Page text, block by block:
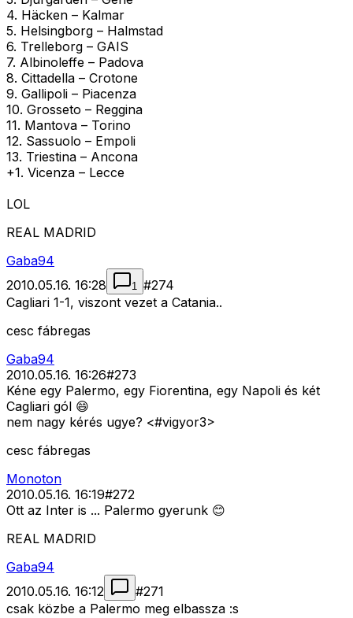
4. Häcken – Kalmar
5. Helsingborg – Halmstad
6. Trelleborg – GAIS
7. Albinoleffe – Padova
8. Cittadella – Crotone
9. Gallipoli – Piacenza
10. Grosseto – Reggina
11. Mantova – Torino
12. Sassuolo – Empoli
13. Triestina – Ancona
+1. Vicenza – Lecce
LOL
REAL MADRID
Gaba94
2010.05.16. 16:28
1 #274
Cagliari 1-1, viszont vezet a Catania..
cesc fábregas
Gaba94
2010.05.16. 16:26#273
Kéne egy Palermo, egy Fiorentina, egy Napoli és két
Cagliari gól 😄
nem nagy kérés ugye? <#vigyor3>
cesc fábregas
Monoton
2010.05.16. 16:19#272
Ott az Inter is ... Palermo gyerunk 😊
REAL MADRID
Gaba94
2010.05.16. 16:12
#271
csak közbe a Palermo meg elbassza :s